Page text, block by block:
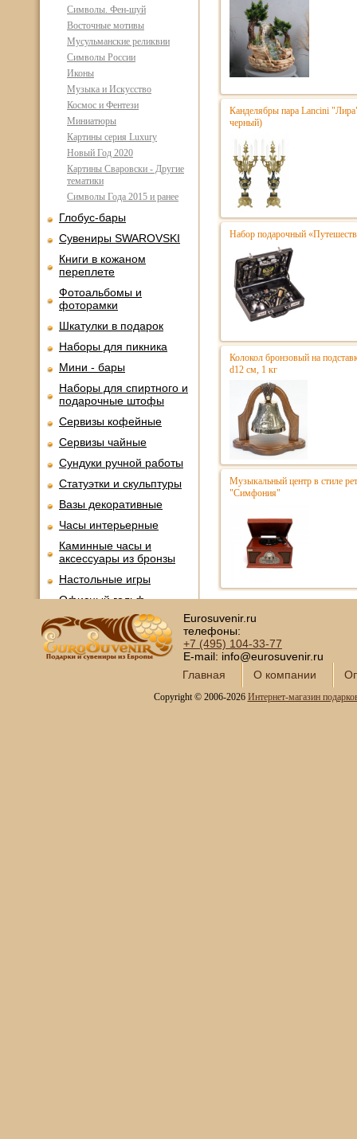
Символы. Фен-шуй
Восточные мотивы
Мусульманские реликвии
Символы России
Иконы
Музыка и Искусство
Космос и Фентези
Миниатюры
Картины серия Luxury
Новый Год 2020
Картины Сваровски - Другие
тематики
Символы Года 2015 и ранее
Глобус-бары
Сувениры SWAROVSKI
Книги в кожаном
переплете
Фотоальбомы и
фоторамки
Шкатулки в подарок
Наборы для пикника
Мини - бары
Наборы для спиртного и
подарочные штофы
Сервизы кофейные
Сервизы чайные
Сундуки ручной работы
Статуэтки и скульптуры
Вазы декоративные
Часы интерьерные
Каминные часы и
аксессуары из бронзы
Настольные игры
Офисный гольф
Шахматы
Нарды
Фарфоровые куклы
Подзорные трубы и
Канделябры пара Lancini
черный)
Набор подарочный
Колокол бронзовый на
d12 см, 1 кг
Музыкальный центр в стиле
"Симфония"
Eurosuvenir.ru
телефоны:
+7 (495) 104-33-77
E-mail: info@eurosuvenir.ru
Главная
О компании
Copyright © 2006-2026 Интернет-магазин